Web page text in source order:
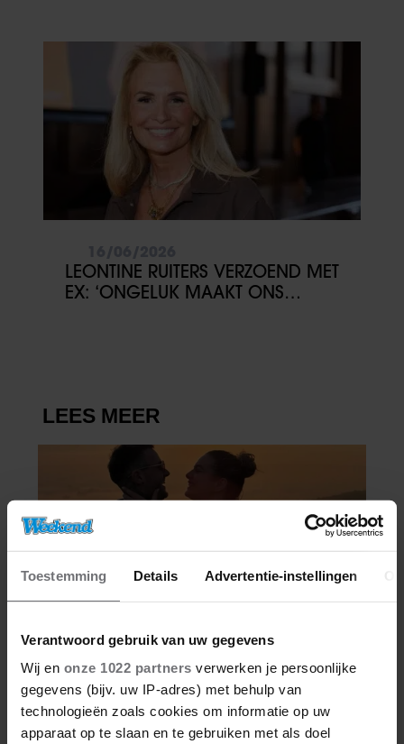
Toestemming Details Advertentie-instellingen
Verantwoord gebruik van uw gegevens
Wij en onze 1022 partners verwerken je persoonlijke
gegevens (bijv. uw IP-adres) met behulp van
technologieën zoals cookies om informatie op uw
apparaat op te slaan en te gebruiken met als doel
LEONTINE RUITERS VERZOEND MET
EX: ‘ONGELUK MAAKT ONS